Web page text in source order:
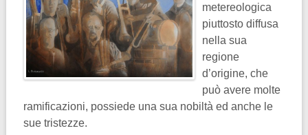
metereologica
piuttosto diffusa
nella sua
regione
d’origine, che
può avere molte
ramificazioni, possiede una sua nobiltà ed anche le
sue tristezze.